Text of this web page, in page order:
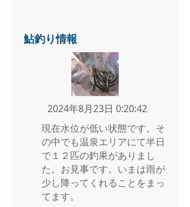
鮎釣り情報
2024年8月23日 0:20:42
現在水位が低い状態です。そ
の中でも温泉エリアにて半日
で１２匹の釣果がありまし
た。お見事です。いまは雨が
少し降ってくれることをまっ
てます。